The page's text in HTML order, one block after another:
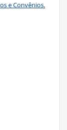
e Convênios.